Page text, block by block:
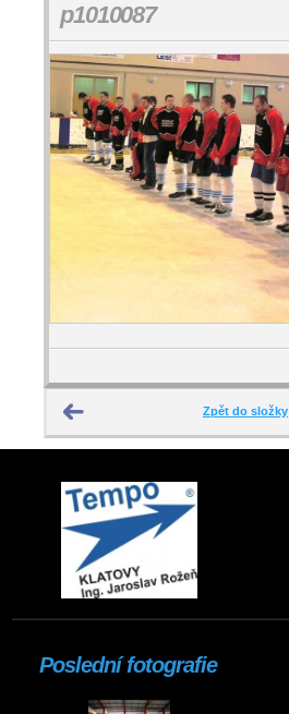
p1010087
Zpět do složky
Poslední fotografie